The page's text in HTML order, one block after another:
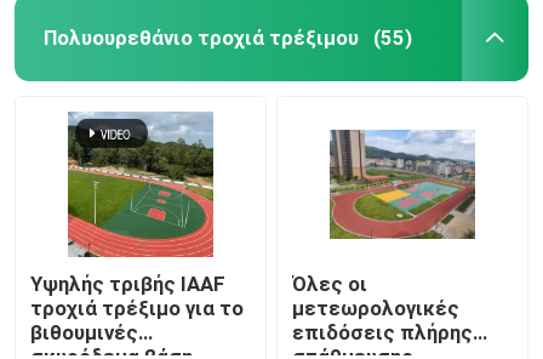
Πολυουρεθάνιο τροχιά τρέξιμου (55)
Υψηλής τριβής IAAF
τροχιά τρέξιμο για το
βιθουμινές
Όλες οι
μετεωρολογικές
επιδόσεις πλήρης